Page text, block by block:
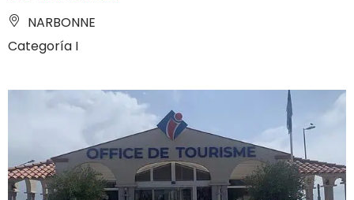
NARBONNE
Categoría I